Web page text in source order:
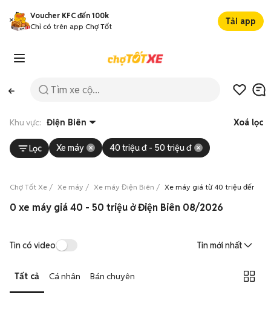
Voucher KFC đến 100k
Chỉ có trên app Chợ Tốt
Tải app
Khu vực: Điện Biên Xoá lọc
Lọc Xe máy 40 triệu đ - 50 triệu đ
Chợ Tốt Xe Xe máy Xe máy Điện Biên Xe máy giá từ 40 triệu đến 50
0 xe máy giá 40 - 50 triệu ở Điện Biên 08/2026
Tin có video Tin mới nhất
Tất cả Cá nhân Bán chuyên